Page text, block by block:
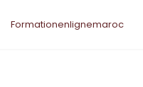
Formationenlignemaroc